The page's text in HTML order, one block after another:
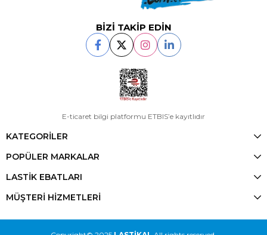
BİZİ TAKİP EDİN
E-ticaret bilgi platformu ETBIS’e kayıtlıdır
KATEGORİLER
POPÜLER MARKALAR
LASTİK EBATLARI
MÜŞTERİ HİZMETLERİ